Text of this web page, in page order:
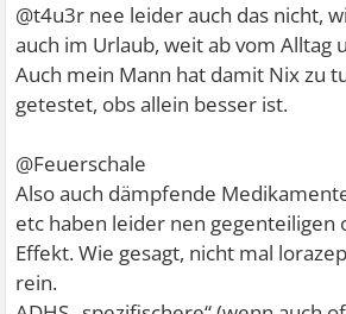
@t4u3r nee leider auch das nicht,
auch im Urlaub, weit ab vom Alltag
Auch mein Mann hat damit Nix zu
getestet, obs allein besser ist.
@Feuerschale
Also auch dämpfende
etc haben leider nen gegenteiligen
Effekt. Wie gesagt, nicht mal
rein.